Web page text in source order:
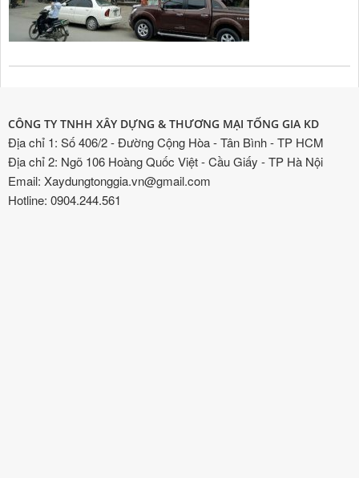
CÔNG TY TNHH XÂY DỰNG & THƯƠNG MẠI TỐNG GIA KD
Địa chỉ 1: Số 406/2 - Đường Cộng Hòa - Tân Bình - TP HCM
Địa chỉ 2: Ngõ 106 Hoàng Quốc Việt - Cầu Giấy - TP Hà Nội
Email: Xaydungtonggia.vn@gmail.com
Hotline: 0904.244.561